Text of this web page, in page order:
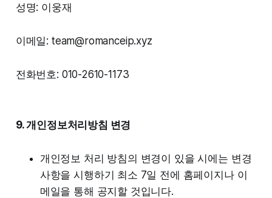
성명: 이웅재
이메일: team@romanceip.xyz
전화번호: 010-2610-1173
9. 개인정보처리방침 변경
개인정보 처리 방침의 변경이 있을 시에는 변경
사항을 시행하기 최소 7일 전에 홈페이지나 이
메일을 통해 공지할 것입니다.